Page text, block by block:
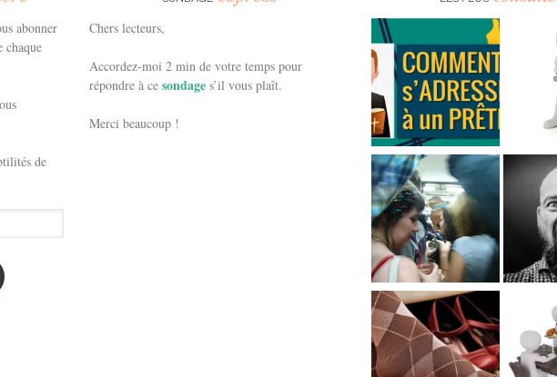
abonner
chaque
de
Chers lecteurs,
Accordez-moi 2 min de votre temps pour
répondre à cesondages’il vous plaît.
Merci beaucoup !